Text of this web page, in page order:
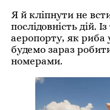
Я й кліпнути не
послідовність дій.
аеропорту, як риба
будемо зараз
номерами.